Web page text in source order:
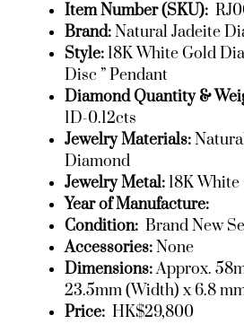
Item Number (SKU):
Brand:Natural Jadeite
Style: 18K White Gold
Disc ” Pendant
Diamond Quantity &
1D-0.12cts
Jewelry Materials:
Diamond
Jewelry Metal: 18K
Year of Manufacture:
Condition: Brand New
Accessories:None
Dimensions:Approx.
23.5mm (Width) x 6.8
Price: HK$29,800